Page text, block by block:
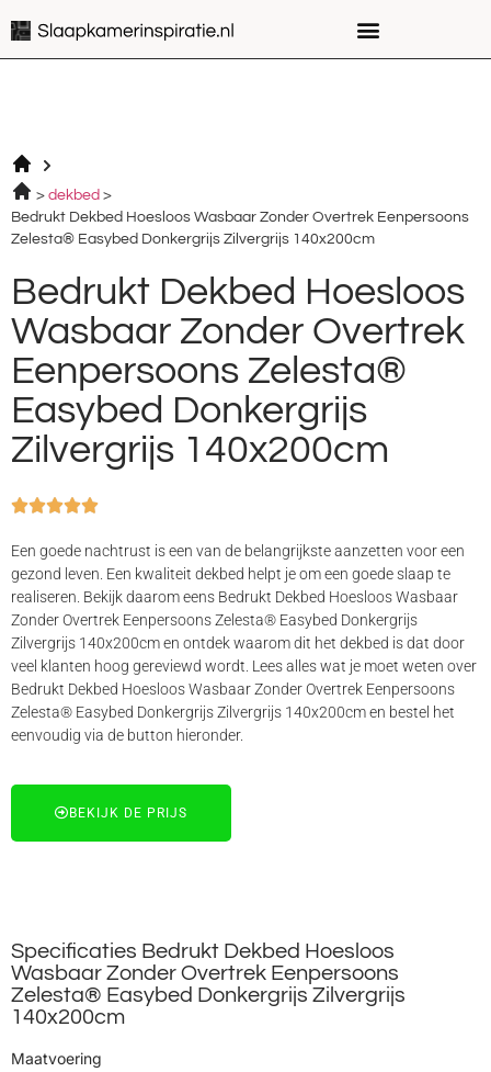
dekbed
Bedrukt Dekbed Hoesloos Wasbaar Zonder Overtrek Eenpersoons
Zelesta® Easybed Donkergrijs Zilvergrijs 140x200cm
Bedrukt Dekbed Hoesloos
Wasbaar Zonder Overtrek
Eenpersoons Zelesta®
Easybed Donkergrijs
Zilvergrijs 140x200cm

Een goede nachtrust is een van de belangrijkste aanzetten voor een
gezond leven. Een kwaliteit dekbed helpt je om een goede slaap te
realiseren. Bekijk daarom eens Bedrukt Dekbed Hoesloos Wasbaar
Zonder Overtrek Eenpersoons Zelesta® Easybed Donkergrijs
Zilvergrijs 140x200cm en ontdek waarom dit het dekbed is dat door
veel klanten hoog gereviewd wordt. Lees alles wat je moet weten over
Bedrukt Dekbed Hoesloos Wasbaar Zonder Overtrek Eenpersoons
Zelesta® Easybed Donkergrijs Zilvergrijs 140x200cm en bestel het
eenvoudig via de button hieronder.
BEKIJK DE PRIJS
Specificaties Bedrukt Dekbed Hoesloos
Wasbaar Zonder Overtrek Eenpersoons
Zelesta® Easybed Donkergrijs Zilvergrijs
140x200cm
Maatvoering